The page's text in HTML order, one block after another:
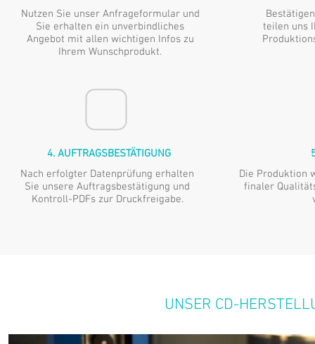
Nutzen Sie unser Anfrageformular und
Sie erhalten ein unverbindliches
Angebot mit allen wichtigen Infos zu
Ihrem Wunschprodukt.
4. AUFTRAGSBESTÄTIGUNG
Nach erfolgter Datenprüfung erhalten
Sie unsere Auftragsbestätigung und
Kontroll-PDFs zur Druckfreigabe.
teilen uns
Die Produktion
finaler
UNSER CD-